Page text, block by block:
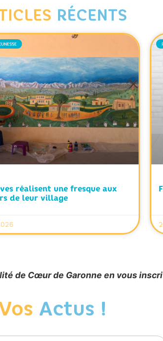
RÉCENTS
réalisent une fresque aux
de leur village
de Cœur de Garonne en vous
Actus !